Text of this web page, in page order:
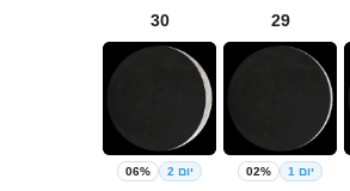
29
יום 1 02%
30
יום 2 06%